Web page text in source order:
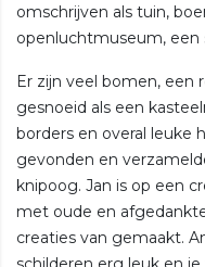
omschrijven als tuin,
openluchtmuseum, een
Er zijn veel bomen, een
gesnoeid als een
borders en overal leuke
gevonden en
knipoog. Jan is op een
met oude en
creaties van gemaakt.